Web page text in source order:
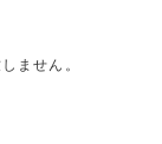
ません。